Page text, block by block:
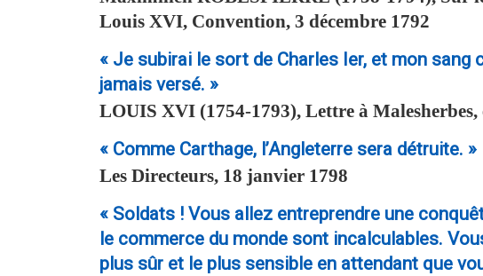
Louis XVI, Convention, 3 décembre 1792
« Je subirai le sort de Charles Ier, et mon sang
jamais versé. »
LOUIS XVI (1754-1793), Lettre à
« Comme Carthage, l’Angleterre sera détruite. »
Les Directeurs, 18 janvier 1798
« Soldats ! Vous allez entreprendre une
le commerce du monde sont incalculables.
plus sûr et le plus sensible en attendant que